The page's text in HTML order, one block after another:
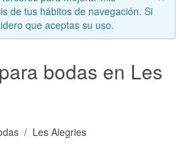
de tus hábitos de navegación. Si
que aceptas su uso.
bodas en Les
Les Alegries